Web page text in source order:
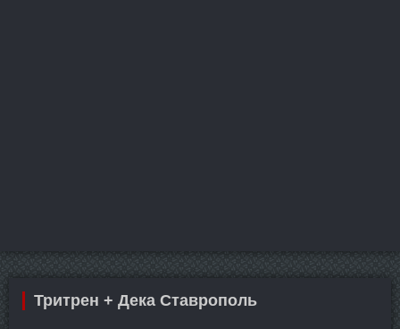
Тритрен + Дека Ставрополь